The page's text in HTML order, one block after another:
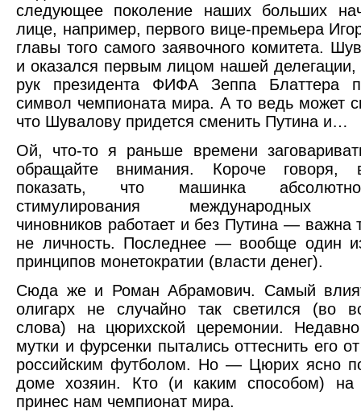
следующее поколение наших больших
лице, например, первого вице-премьера
главы того самого заявочного комитета.
и оказался первым лицом нашей делегации,
рук президента ФИФА Зеппа Блаттера
символ чемпионата мира. А то ведь может
что Шувалову придется сменить Путина и…
Ой, что-то я раньше времени
обращайте внимания. Короче говоря,
показать, что машинка
стимулирования международных
чиновников работает и без Путина — важна
не личность. Последнее — вообще один
принципов монетократии (власти денег).
Сюда же и Роман Абрамович. Самый
олигарх не случайно так светился (во
слова) на цюрихской церемонии.
мутки и фурсенки пытались оттеснить его
российским футболом. Но — Цюрих ясно
доме хозяин. Кто (и каким способом)
принес нам чемпионат мира.